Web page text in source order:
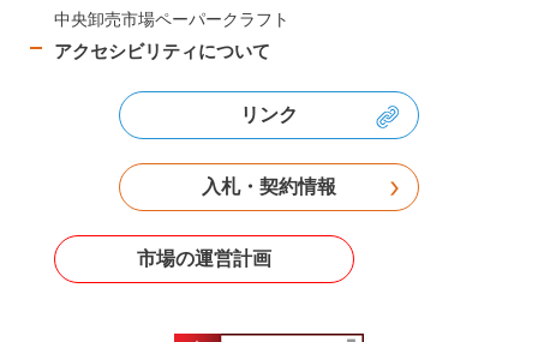
中央卸売市場ペーパークラフト
アクセシビリティについて
リンク
入札・契約情報
市場の運営計画